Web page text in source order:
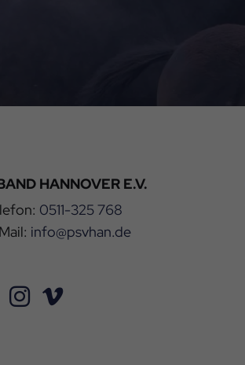
HANNOVER E.V.
0511-325 768
info@psvhan.de